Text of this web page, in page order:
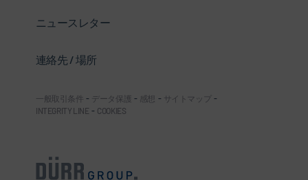
ニュースレター
連絡先 / 場所
一般取引条件 - データ保護 - 感想 - サイトマップ -
INTEGRITY LINE - COOKIES